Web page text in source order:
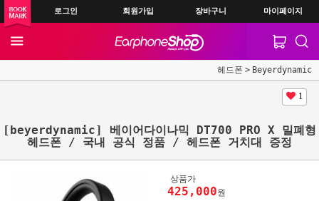
로그인 회원가입 장바구니 마이페이지
헤드폰 Beyerdynamic
1
[beyerdynamic] 베이어다이나믹 DT700 PRO X 밀폐형
헤드폰 / 국내 공식 정품 / 헤드폰 거치대 증정
상품가
425,000원